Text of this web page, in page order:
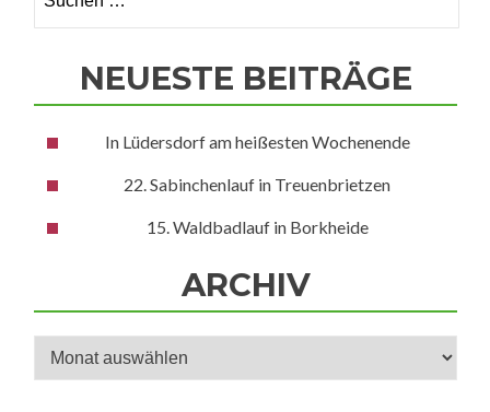
nach:
NEUESTE BEITRÄGE
In Lüdersdorf am heißesten Wochenende
22. Sabinchenlauf in Treuenbrietzen
15. Waldbadlauf in Borkheide
ARCHIV
Archiv